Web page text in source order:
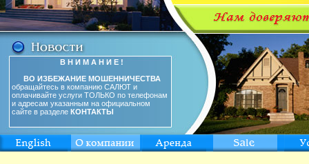
В Н И М А Н И Е !
ВО ИЗБЕЖАНИЕ МОШЕННИЧЕСТВА
обращайтесь в компанию САЛЮТ и
оплачивайте услуги ТОЛЬКО по телефонам
и адресам указанным на официальном
сайте в разделе КОНТАКТЫ